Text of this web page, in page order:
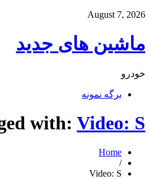
August 7, 2026
ماشین های جدید
خودرو
برگه نمونه
with: Video: S
Home
/
Video: S